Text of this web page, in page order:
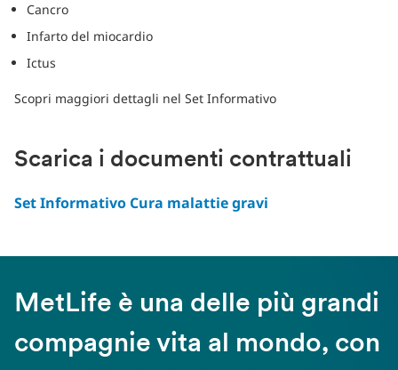
Cancro
Infarto del miocardio
Ictus
Scopri maggiori dettagli nel Set Informativo
Scarica i documenti contrattuali
Set Informativo Cura malattie gravi
MetLife è una delle più grandi
compagnie vita al mondo, con